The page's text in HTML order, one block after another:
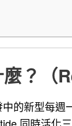
？ （
的新型每
同時活化